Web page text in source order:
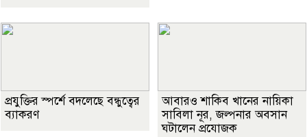
প্রযুক্তির স্পর্শে বদলেছে বন্ধুত্বের
ব্যাকরণ
আবারও শাকিব খানের নায়িকা
সাবিলা নূর, জল্পনার অবসান
ঘটালেন প্রযোজক